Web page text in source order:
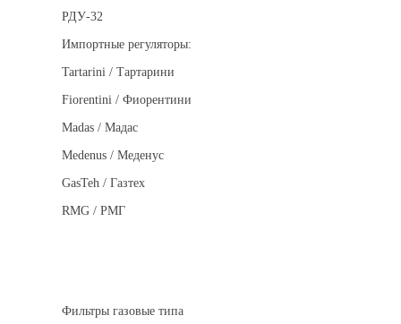
РДУ-32
Импортные регуляторы:
Tartarini / Тартарини
Fiorentini / Фиорентини
Madas / Мадас
Medenus / Меденус
GasTeh / Газтех
RMG / РМГ
Фильтры газовые типа